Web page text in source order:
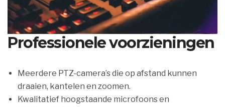
Professionele voorzieningen
Meerdere PTZ-camera’s die op afstand kunnen
draaien, kantelen en zoomen.
Kwalitatief hoogstaande microfoons en